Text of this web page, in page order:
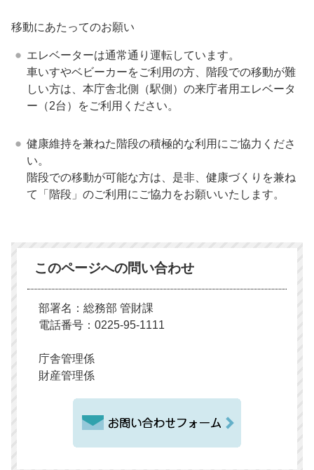
移動にあたってのお願い
エレベーターは通常通り運転しています。
車いすやベビーカーをご利用の方、階段での移動が難
しい方は、本庁舎北側（駅側）の来庁者用エレベータ
ー（2台）をご利用ください。
健康維持を兼ねた階段の積極的な利用にご協力くださ
い。
階段での移動が可能な方は、是非、健康づくりを兼ね
て「階段」のご利用にご協力をお願いいたします。
このページへの問い合わせ
部署名：総務部 管財課
電話番号：0225-95-1111
庁舎管理係
財産管理係